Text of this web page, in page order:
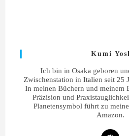
Kumi
Ich bin in Osaka geboren
Zwischenstation in Italien seit 25
In meinen Büchern und meinem
Präzision und
Planetensymbol führt zu
Amazon.